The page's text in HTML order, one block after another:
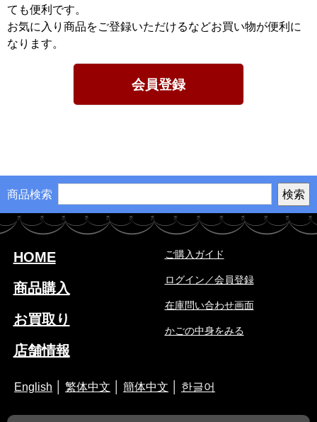
ても便利です。
お気に入り商品をご登録いただけるなどお買い物が便利に
なります。
会員登録
商品検索
HOME
商品購入
お買取り
店舗情報
ご購入ガイド
ログイン／会員登録
在庫問い合わせ画面
かごの中身をみる
English 繁体中文 簡体中文 한글어